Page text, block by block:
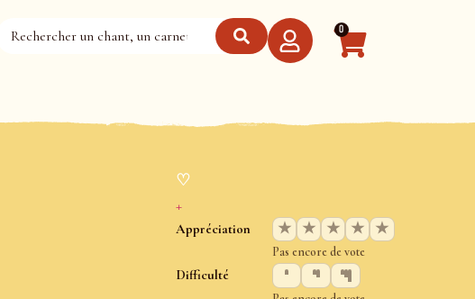
0
♡
+
Appréciation ★ ★ ★ ★ ★
Pas encore de vote
Difficulté